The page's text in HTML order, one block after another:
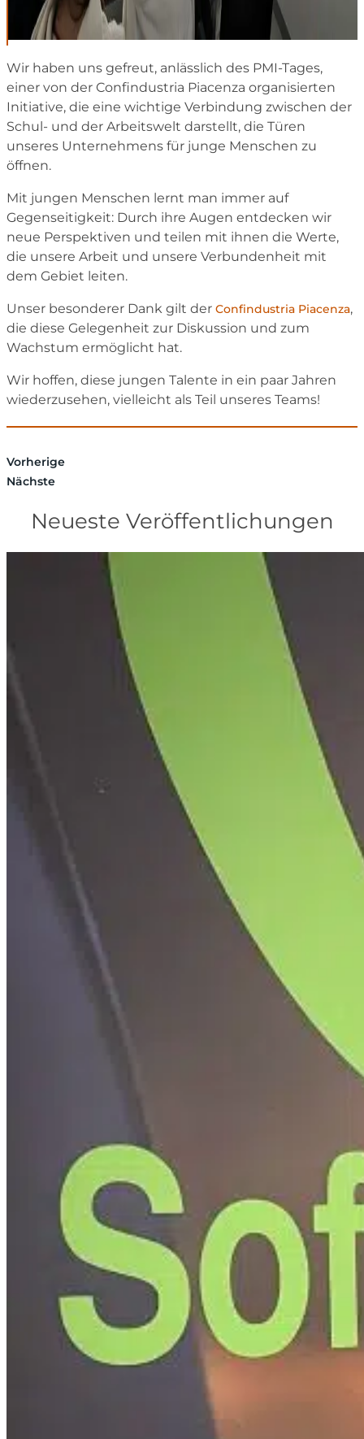
Wir haben uns gefreut, anlässlich des PMI-Tages,
einer von der Confindustria Piacenza organisierten
Initiative, die eine wichtige Verbindung zwischen der
Schul- und der Arbeitswelt darstellt, die Türen
unseres Unternehmens für junge Menschen zu
öffnen.
Mit jungen Menschen lernt man immer auf
Gegenseitigkeit: Durch ihre Augen entdecken wir
neue Perspektiven und teilen mit ihnen die Werte,
die unsere Arbeit und unsere Verbundenheit mit
dem Gebiet leiten.
Unser besonderer Dank gilt der Confindustria Piacenza,
die diese Gelegenheit zur Diskussion und zum
Wachstum ermöglicht hat.
Wir hoffen, diese jungen Talente in ein paar Jahren
wiederzusehen, vielleicht als Teil unseres Teams!
Vorherige
Nächste
Neueste Veröffentlichungen